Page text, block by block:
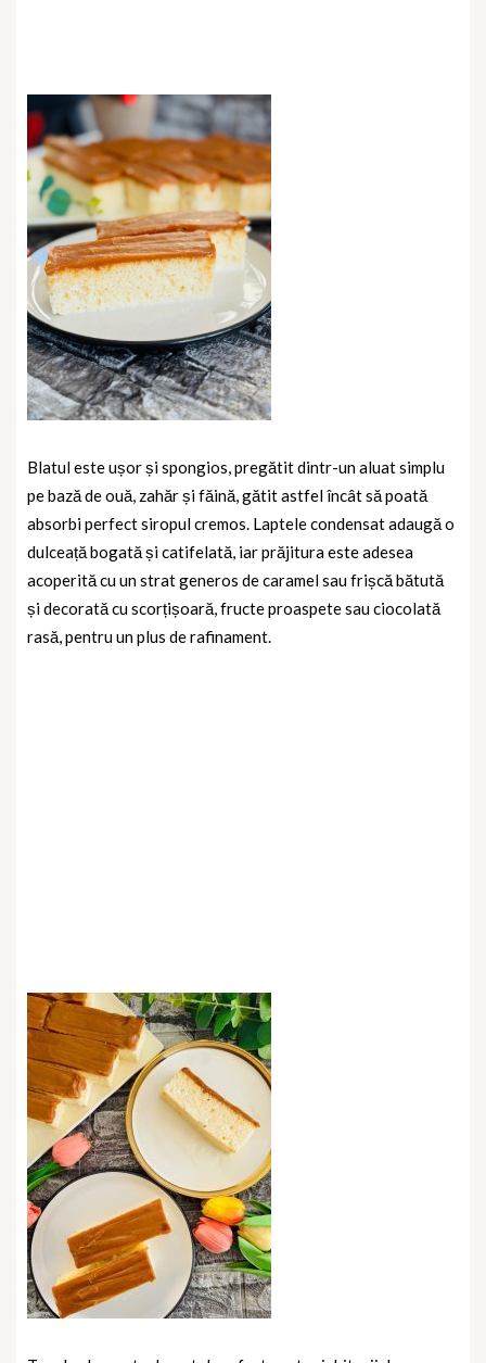
Blatul este ușor și spongios, pregătit dintr-un aluat simplu
pe bază de ouă, zahăr și făină, gătit astfel încât să poată
absorbi perfect siropul cremos. Laptele condensat adaugă o
dulceață bogată și catifelată, iar prăjitura este adesea
acoperită cu un strat generos de caramel sau frișcă bătută
și decorată cu scorțișoară, fructe proaspete sau ciocolată
rasă, pentru un plus de rafinament.